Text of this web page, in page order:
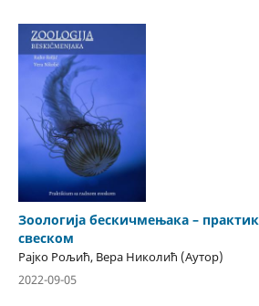
Зоологија бескичмењака –
свеском
Раjко Рољић, Вера Николић (Аутор)
2022-09-05